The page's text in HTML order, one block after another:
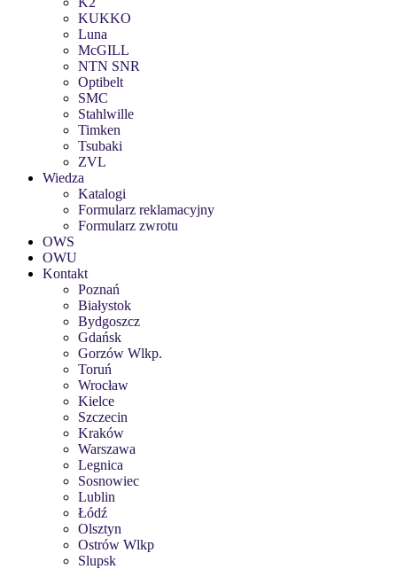
KUKKO
Luna
McGILL
NTN SNR
Optibelt
SMC
Stahlwille
Timken
Tsubaki
ZVL
Wiedza
Katalogi
Formularz reklamacyjny
Formularz zwrotu
OWS
OWU
Kontakt
Poznań
Białystok
Bydgoszcz
Gdańsk
Gorzów Wlkp.
Toruń
Wrocław
Kielce
Szczecin
Kraków
Warszawa
Legnica
Sosnowiec
Lublin
Łódź
Olsztyn
Ostrów Wlkp
Slupsk